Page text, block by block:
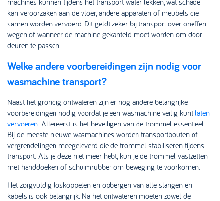
machines kunnen tijdens het transport water lekken, wat schade
kan veroorzaken aan de vloer, andere apparaten of meubels die
samen worden vervoerd. Dit geldt zeker bij transport over oneffen
wegen of wanneer de machine gekanteld moet worden om door
deuren te passen.
Welke andere voorbereidingen zijn nodig voor
wasmachine transport?
Naast het grondig ontwateren zijn er nog andere belangrijke
voorbereidingen nodig voordat je een wasmachine veilig kunt laten
vervoeren. Allereerst is het beveiligen van de trommel essentieel.
Bij de meeste nieuwe wasmachines worden transportbouten of -
vergrendelingen meegeleverd die de trommel stabiliseren tijdens
transport. Als je deze niet meer hebt, kun je de trommel vastzetten
met handdoeken of schuimrubber om beweging te voorkomen.
Het zorgvuldig loskoppelen en opbergen van alle slangen en
kabels is ook belangrijk. Na het ontwateren moeten zowel de